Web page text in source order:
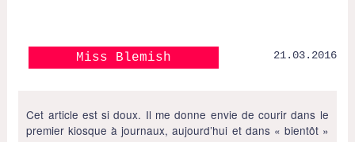
Miss Blemish 21.03.2016
Cet article est si doux. Il me donne envie de courir dans le
premier kiosque à journaux, aujourd’hui et dans « bientôt »